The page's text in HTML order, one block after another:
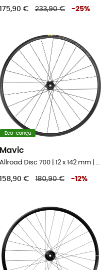
175,90 € 233,90 € -25%
Eco-conçu
Mavic
Allroad Disc 700 | 12 x 142 mm | 6 Trous - Roue vélo arrière
158,90 € 180,90 € -12%